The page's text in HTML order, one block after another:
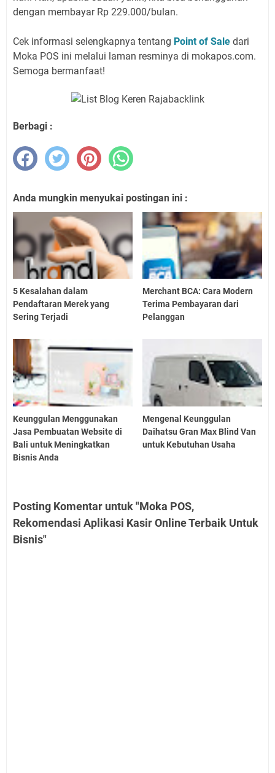
dengan membayar Rp 229.000/bulan.
Cek informasi selengkapnya tentang Point of Sale dari
Moka POS ini melalui laman resminya di mokapos.com.
Semoga bermanfaat!
Berbagi :
Anda mungkin menyukai postingan ini :
5 Kesalahan dalam
Pendaftaran Merek yang
Sering Terjadi
Merchant BCA: Cara Modern
Terima Pembayaran dari
Pelanggan
Keunggulan Menggunakan
Jasa Pembuatan Website di
Bali untuk Meningkatkan
Bisnis Anda
Mengenal Keunggulan
Daihatsu Gran Max Blind Van
untuk Kebutuhan Usaha
Posting Komentar untuk "Moka POS,
Rekomendasi Aplikasi Kasir Online Terbaik Untuk
Bisnis"